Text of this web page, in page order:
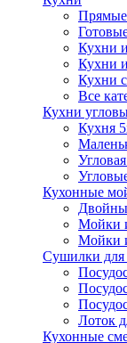
Кухни
Кухни
Кухни
Все
Кухни
Кухня
Кухонные
Мойки
Мойки
Сушилки для
Лоток
Кухонные